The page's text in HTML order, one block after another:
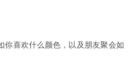
喜欢什么颜色，以及朋友聚会如